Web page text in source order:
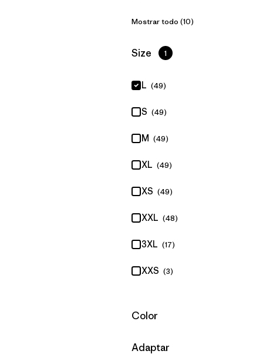
Mostrar todo (10)
Filtrar por
Size 1
L (49)
S (49)
M (49)
XL (49)
XS (49)
XXL (48)
3XL (17)
XXS (3)
Filtrar por
Color
Filtrar por
Adaptar